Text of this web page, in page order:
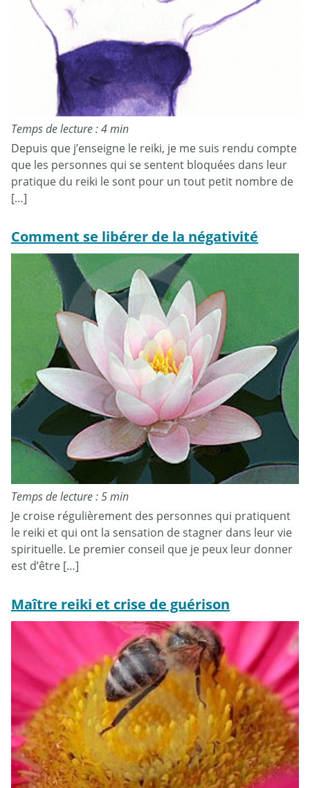
Temps de lecture : 4 min
Depuis que j’enseigne le reiki, je me suis rendu compte
que les personnes qui se sentent bloquées dans leur
pratique du reiki le sont pour un tout petit nombre de
[…]
Comment se libérer de la négativité
Temps de lecture : 5 min
Je croise régulièrement des personnes qui pratiquent
le reiki et qui ont la sensation de stagner dans leur vie
spirituelle. Le premier conseil que je peux leur donner
est d’être […]
Maître reiki et crise de guérison